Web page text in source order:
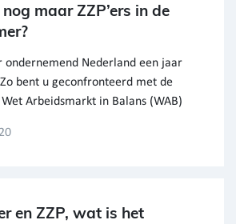
maar ZZP’ers in de
ondernemend Nederland een jaar
bent u geconfronteerd met de
Arbeidsmarkt in Balans (WAB)
en ZZP, wat is het